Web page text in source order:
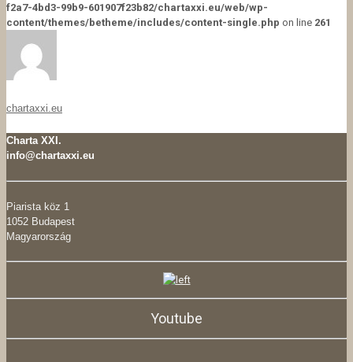
f2a7-4bd3-99b9-601907f23b82/chartaxxi.eu/web/wp-
content/themes/betheme/includes/content-single.php on line 261
chartaxxi.eu
Charta XXI.
info@chartaxxi.eu
Piarista köz 1
1052 Budapest
Magyarország
Youtube